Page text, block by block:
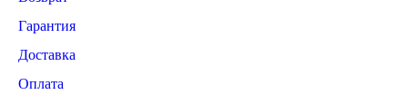
Гарантия
Доставка
Оплата